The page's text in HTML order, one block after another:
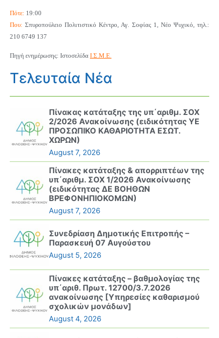
Πότε: 19:00
Που: Σπυροπούλειο Πολιτιστικό Κέντρο, Αγ. Σοφίας 1, Νέο Ψυχικό, τηλ.:
210 6749 137
Πηγή ενημέρωσης: Ιστοσελίδα Ι.Σ.Μ.Ε.
Τελευταία Νέα
Πίνακας κατάταξης της υπ΄αριθμ. ΣΟΧ
2/2026 Ανακοίνωσης (ειδικότητας ΥΕ
ΠΡΟΣΩΠΙΚΟ ΚΑΘΑΡΙΟΤΗΤΑ ΕΣΩΤ.
ΧΩΡΩΝ)
August 7, 2026
Πίνακες κατάταξης & απορριπτέων της
υπ΄αριθμ. ΣΟΧ 1/2026 Ανακοίνωσης
(ειδικότητας ΔΕ ΒΟΗΘΩΝ
ΒΡΕΦΟΝΗΠΙΟΚΟΜΩΝ)
August 7, 2026
Συνεδρίαση Δημοτικής Επιτροπής –
Παρασκευή 07 Αυγούστου
August 5, 2026
Πίνακες κατάταξης – βαθμολογίας της
υπ΄αριθ. Πρωτ. 12700/3.7.2026
ανακοίνωσης [Υπηρεσίες καθαρισμού
σχολικών μονάδων]
August 4, 2026